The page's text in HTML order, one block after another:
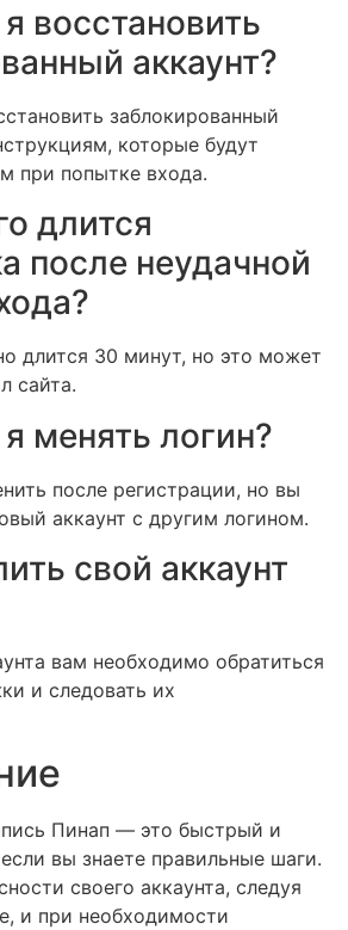
восстановить
аккаунт?
заблокированный
которые будут
при попытке входа.
длится
после неудачной
длится 30 минут, но это может
сайта.
менять логин?
после регистрации, но вы
аккаунт с другим логином.
свой аккаунт
вам необходимо обратиться
и следовать их
Пинап — это быстрый и
вы знаете правильные шаги.
своего аккаунта, следуя
и при необходимости